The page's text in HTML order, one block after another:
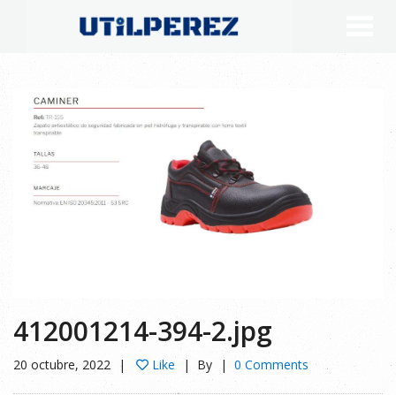
412001214-394-2.jpg
20 octubre, 2022 Like By 0 Comments